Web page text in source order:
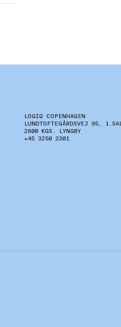
LOGIQ COPENHAGEN
LUNDTOFTEGÅRDSVEJ 95, 1.SAL
2800 KGS. LYNGBY
+45 3250 2301